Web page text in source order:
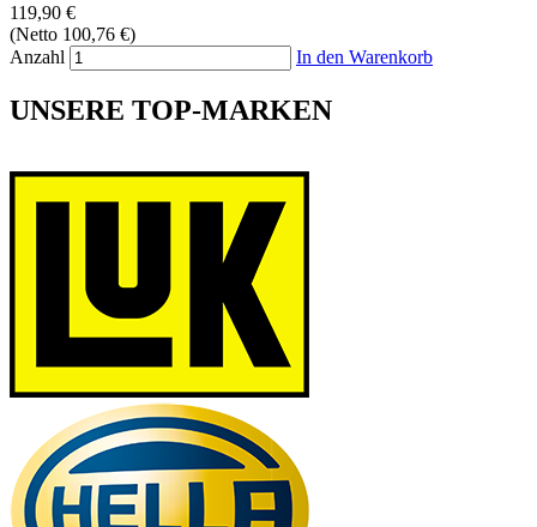
119,90 €
(Netto 100,76 €)
Anzahl
In den Warenkorb
UNSERE TOP-MARKEN